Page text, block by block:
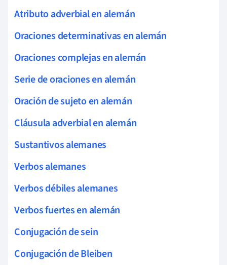
Atributo adverbial en alemán
Oraciones determinativas en alemán
Oraciones complejas en alemán
Serie de oraciones en alemán
Oración de sujeto en alemán
Cláusula adverbial en alemán
Sustantivos alemanes
Verbos alemanes
Verbos débiles alemanes
Verbos fuertes en alemán
Conjugación de sein
Conjugación de Bleiben